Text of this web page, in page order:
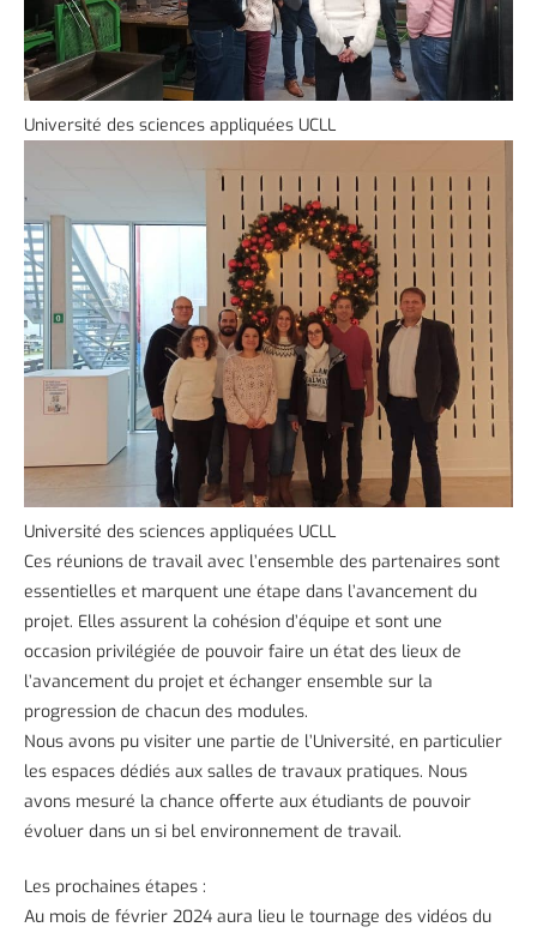
Université des sciences appliquées UCLL
Université des sciences appliquées UCLL
Ces réunions de travail avec l’ensemble des partenaires sont
essentielles et marquent une étape dans l’avancement du
projet. Elles assurent la cohésion d’équipe et sont une
occasion privilégiée de pouvoir faire un état des lieux de
l’avancement du projet et échanger ensemble sur la
progression de chacun des modules.
Nous avons pu visiter une partie de l’Université, en particulier
les espaces dédiés aux salles de travaux pratiques. Nous
avons mesuré la chance offerte aux étudiants de pouvoir
évoluer dans un si bel environnement de travail.
Les prochaines étapes :
Au mois de février 2024 aura lieu le tournage des vidéos du